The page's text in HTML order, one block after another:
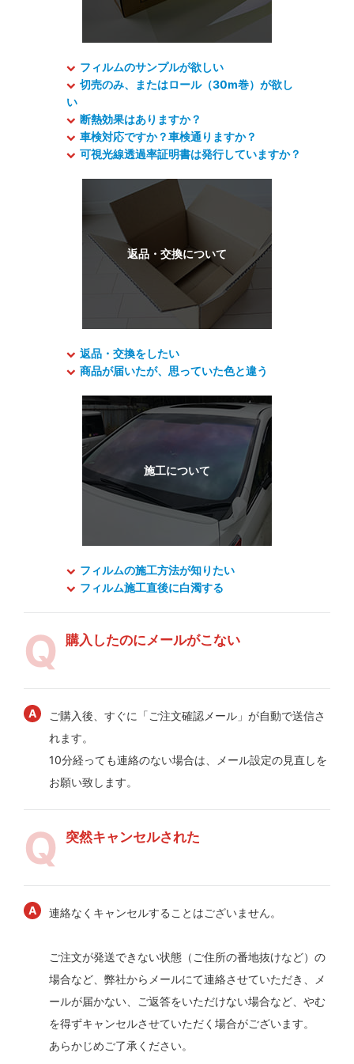
フィルムのサンプルが欲しい
切売のみ、またはロール（30m巻）が欲し
い
断熱効果はありますか？
車検対応ですか？車検通りますか？
可視光線透過率証明書は発行していますか？
返品・交換をしたい
商品が届いたが、思っていた色と違う
フィルムの施工方法が知りたい
フィルム施工直後に白濁する
購入したのにメールがこない
ご購入後、すぐに「ご注文確認メール」が自動で送信さ
れます。
10分経っても連絡のない場合は、メール設定の見直しを
お願い致します。
突然キャンセルされた
連絡なくキャンセルすることはございません。
ご注文が発送できない状態（ご住所の番地抜けなど）の
場合など、弊社からメールにて連絡させていただき、メ
ールが届かない、ご返答をいただけない場合など、やむ
を得ずキャンセルさせていただく場合がございます。
あらかじめご了承ください。